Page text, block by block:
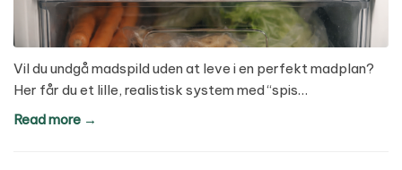
Vil du undgå madspild uden at leve i en perfekt madplan?
Her får du et lille, realistisk system med “spis…
Read more →